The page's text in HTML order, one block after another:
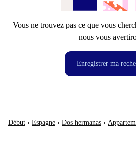
Vous ne trouvez pas ce que vous
nous vous
Enregistrer ma
Début › Espagne › Dos hermanas ›